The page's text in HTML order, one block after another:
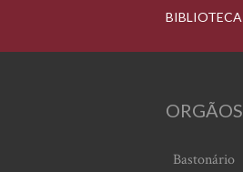
BIBLIOTECA
ORGÃOS
Bastonário